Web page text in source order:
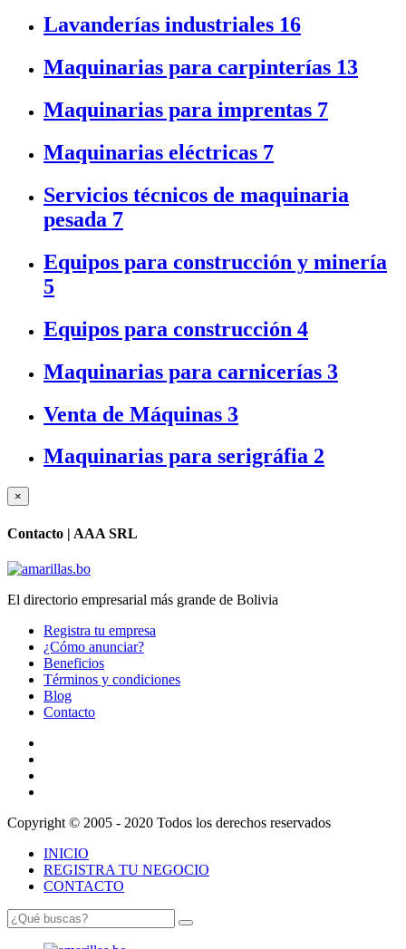
Lavanderías industriales 16
Maquinarias para carpinterías 13
Maquinarias para imprentas 7
Maquinarias eléctricas 7
Servicios técnicos de maquinaria
pesada 7
Equipos para construcción y minería
5
Equipos para construcción 4
Maquinarias para carnicerías 3
Venta de Máquinas 3
Maquinarias para serigráfia 2
×
Contacto | AAA SRL
El directorio empresarial más grande de Bolivia
Registra tu empresa
¿Cómo anunciar?
Beneficios
Términos y condiciones
Blog
Contacto
Copyright © 2005 - 2020 Todos los derechos reservados
INICIO
REGISTRA TU NEGOCIO
CONTACTO